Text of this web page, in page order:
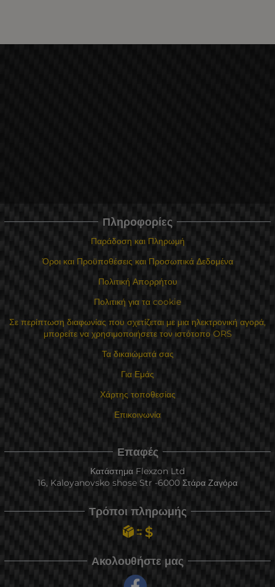
Πληροφορίες
Παράδοση και Πληρωμή
Όροι και Προϋποθέσεις και Προσωπικά Δεδομένα
Πολιτική Απορρήτου
Πολιτική για τα cookie
Σε περίπτωση διαφωνίας που σχετίζεται με μια ηλεκτρονική αγορά,
μπορείτε να χρησιμοποιήσετε τον ιστότοπο ORS
Τα δικαιώματά σας
Για Εμάς
Χάρτης τοποθεσίας
Επικοινωνία
Επαφές
Κατάστημα Flexzon Ltd
16, Kaloyanovsko shose Str -6000 Στάρα Ζαγόρα
Τρόποι πληρωμής
Ακολουθήστε μας